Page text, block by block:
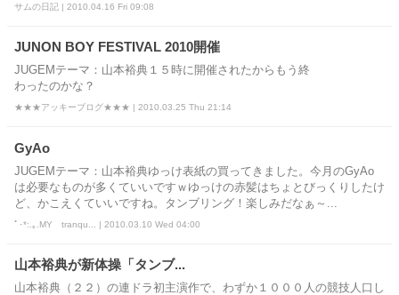
サムの日記 | 2010.04.16 Fri 09:08
JUNON BOY FESTIVAL 2010開催
JUGEMテーマ：山本裕典１５時に開催されたからもう終
わったのかな？
★★★アッキーブログ★★★ | 2010.03.25 Thu 21:14
GyAo
JUGEMテーマ：山本裕典ゆっけ表紙の買ってきました。今月のGyAo
は必要なものが多くていいですｗゆっけの赤髪はちょとびっくりしたけ
ど、かこえくていいですね。タンブリング！楽しみだなぁ～...
ﾟ･*:.｡.MY tranqu... | 2010.03.10 Wed 04:00
山本裕典が新体操「タンブ...
山本裕典（２２）の連ドラ初主演作で、わずか１０００人の競技人口し